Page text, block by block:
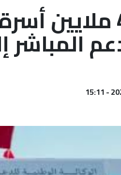
في جرد نهائي.. 4 ملايين أسرة
المباشر